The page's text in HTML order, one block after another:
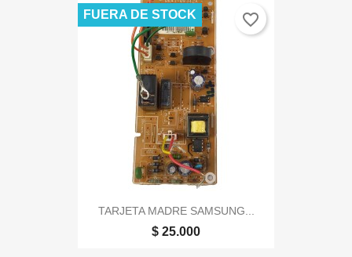
TARJETA MADRE SAMSUNG...
$ 25.000
FUERA DE STOCK favorite_border